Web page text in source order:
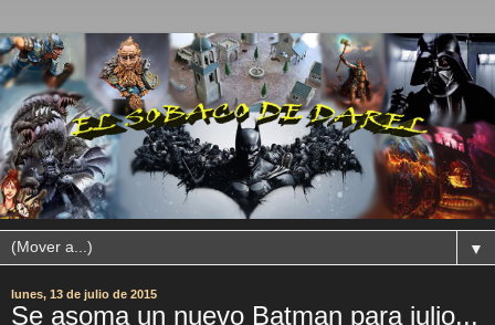
▼
lunes, 13 de julio de 2015
Se asoma un nuevo Batman para julio...